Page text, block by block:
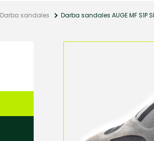
Darba sandales Darba sandales AUGE MF S1P